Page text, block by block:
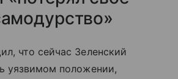
что сейчас Зеленский
уязвимом положении,